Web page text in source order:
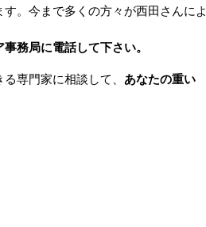
。今まで多くの方々が西田さんによ
務局に電話して下さい。
専門家に相談して、 あなたの重い